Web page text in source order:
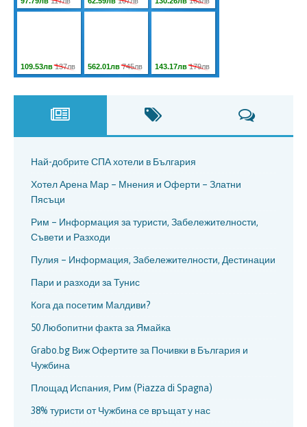
Най-добрите СПА хотели в България
Хотел Арена Мар – Мнения и Оферти – Златни
Пясъци
Рим – Информация за туристи, Забележителности,
Съвети и Разходи
Пулия – Информация, Забележителности, Дестинации
Пари и разходи за Тунис
Кога да посетим Малдиви?
50 Любопитни факта за Ямайка
Grabo.bg Виж Офертите за Почивки в България и
Чужбина
Площад Испания, Рим (Piazza di Spagna)
38% туристи от Чужбина се връщат у нас